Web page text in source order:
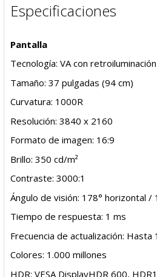
Especificaciones
Pantalla
Tecnología: VA con
Tamaño: 37 pulgadas (94 cm)
Curvatura: 1000R
Resolución: 3840 x 2160
Formato de imagen: 16:9
Brillo: 350 cd/m²
Contraste: 3000:1
Ángulo de visión: 178° horizontal /
Tiempo de respuesta: 1 ms
Frecuencia de actualización: Hasta
Colores: 1.000 millones
HDR: VESA DisplayHDR 600,